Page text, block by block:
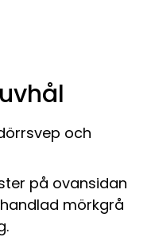
och
på ovansidan
mörkgrå